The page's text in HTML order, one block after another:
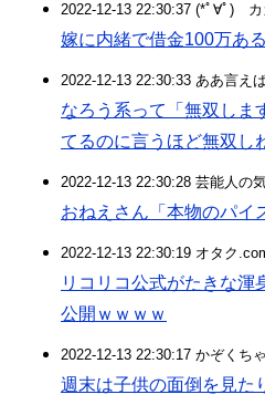
2022-12-13 22:30:37 (*ﾟ∀ﾟ)ゞ
嫁に内緒で借金100万あ
2022-12-13 22:30:33 ああ言え
なろう系って「無双しま
てるのに言うほど無双し
2022-12-13 22:30:28 芸能人の
おねえさん「本物のパイ
2022-12-13 22:30:19 オタク
リコリコ公式がたきな渾
公開ｗｗｗｗ
2022-12-13 22:30:17 かぞくち
週末は子供の面倒を見た